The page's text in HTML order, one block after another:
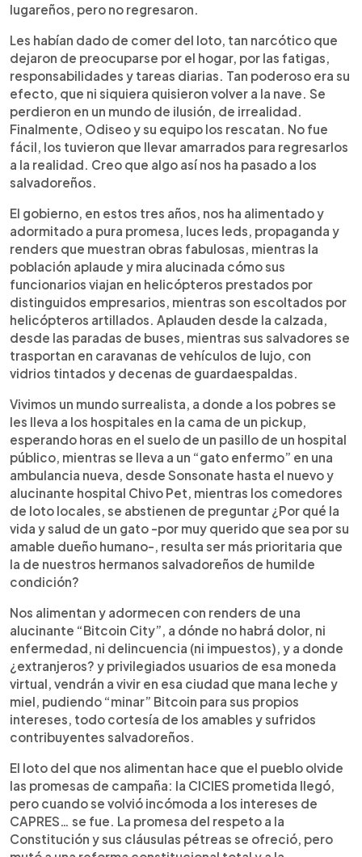
lugareños, pero no regresaron.
Les habían dado de comer del loto, tan narcótico que
dejaron de preocuparse por el hogar, por las fatigas,
responsabilidades y tareas diarias. Tan poderoso era su
efecto, que ni siquiera quisieron volver a la nave. Se
perdieron en un mundo de ilusión, de irrealidad.
Finalmente, Odiseo y su equipo los rescatan. No fue
fácil, los tuvieron que llevar amarrados para regresarlos
a la realidad. Creo que algo así nos ha pasado a los
salvadoreños.
El gobierno, en estos tres años, nos ha alimentado y
adormitado a pura promesa, luces leds, propaganda y
renders que muestran obras fabulosas, mientras la
población aplaude y mira alucinada cómo sus
funcionarios viajan en helicópteros prestados por
distinguidos empresarios, mientras son escoltados por
helicópteros artillados. Aplauden desde la calzada,
desde las paradas de buses, mientras sus salvadores se
trasportan en caravanas de vehículos de lujo, con
vidrios tintados y decenas de guardaespaldas.
Vivimos un mundo surrealista, a donde a los pobres se
les lleva a los hospitales en la cama de un pickup,
esperando horas en el suelo de un pasillo de un hospital
público, mientras se lleva a un “gato enfermo” en una
ambulancia nueva, desde Sonsonate hasta el nuevo y
alucinante hospital Chivo Pet, mientras los comedores
de loto locales, se abstienen de preguntar ¿Por qué la
vida y salud de un gato -por muy querido que sea por su
amable dueño humano-, resulta ser más prioritaria que
la de nuestros hermanos salvadoreños de humilde
condición?
Nos alimentan y adormecen con renders de una
alucinante “Bitcoin City”, a dónde no habrá dolor, ni
enfermedad, ni delincuencia (ni impuestos), y a donde
¿extranjeros? y privilegiados usuarios de esa moneda
virtual, vendrán a vivir en esa ciudad que mana leche y
miel, pudiendo “minar” Bitcoin para sus propios
intereses, todo cortesía de los amables y sufridos
contribuyentes salvadoreños.
El loto del que nos alimentan hace que el pueblo olvide
las promesas de campaña: la CICIES prometida llegó,
pero cuando se volvió incómoda a los intereses de
CAPRES… se fue. La promesa del respeto a la
Constitución y sus cláusulas pétreas se ofreció, pero